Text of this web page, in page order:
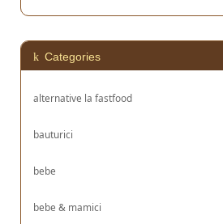
Categories
alternative la fastfood
bauturici
bebe
bebe & mamici